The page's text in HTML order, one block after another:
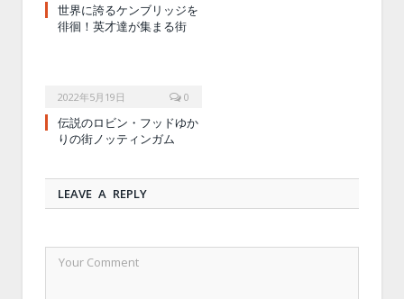
世界に誇るケンブリッジを
徘徊！英才達が集まる街
2022年5月19日 0
伝説のロビン・フッドゆか
りの街ノッティンガム
LEAVE A REPLY